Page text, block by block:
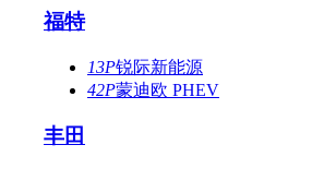
福特
13P锐际新能源
42P蒙迪欧 PHEV
丰田